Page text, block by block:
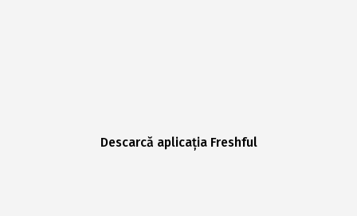
Descarcă aplicația Freshful